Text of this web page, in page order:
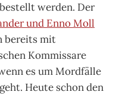
werden. Der
und Enno Moll
bereits mit
Kommissare
es um Mordfälle
Heute schon den